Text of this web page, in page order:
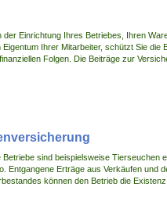
der Einrichtung Ihres Betriebes, Ihren
Ihrer Mitarbeiter, schützt Sie die
Folgen. Die Beiträge zur
sind beispielsweise Tierseuchen
Entgangene Erträge aus Verkäufen und
können den Betrieb die